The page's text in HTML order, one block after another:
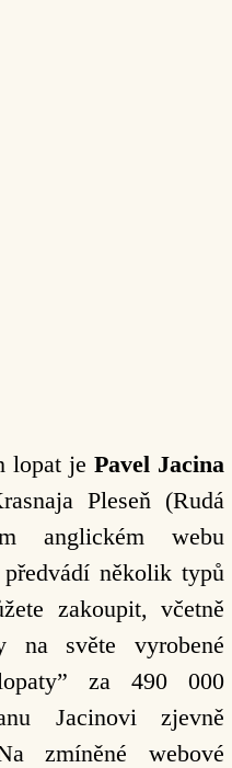
lopat je Pavel Jacina
Pleseň (Rudá
anglickém webu
několik typů
zakoupit, včetně
na světe vyrobené
za 490 000
Jacinovi zjevně
zmíněné webové